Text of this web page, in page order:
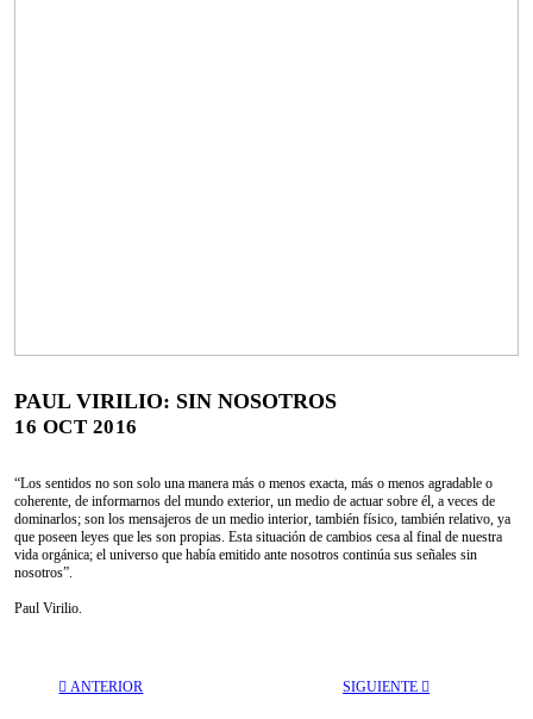
PAUL VIRILIO: SIN NOSOTROS
16 OCT 2016
“Los sentidos no son solo una manera más o menos exacta, más o menos agradable o
coherente, de informarnos del mundo exterior, un medio de actuar sobre él, a veces de
dominarlos; son los mensajeros de un medio interior, también físico, también relativo, ya
que poseen leyes que les son propias. Esta situación de cambios cesa al final de nuestra
vida orgánica; el universo que había emitido ante nosotros continúa sus señales sin
nosotros”.
Paul Virilio.
︎ ANTERIOR SIGUIENTE ︎